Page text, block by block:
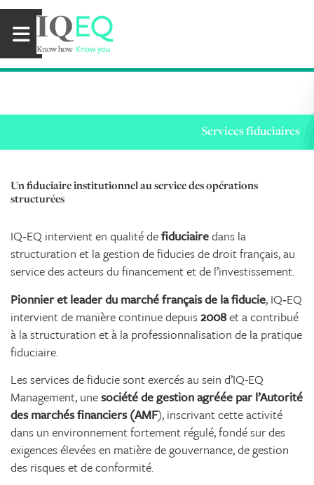
Services fiduciaires
Un fiduciaire institutionnel au service des opérations
structurées
IQ‑EQ intervient en qualité defiduciairedans la
structuration et la gestion de fiducies de droit français, au
service des acteurs du financement et de l’investissement.
Pionnier et leader du marché français de la fiducie, IQ‑EQ
intervient de manière continue depuis2008et a contribué
à la structuration et à la professionnalisation de la pratique
fiduciaire.
Les services de fiducie sont exercés au sein d’IQ-EQ
Management, unesociété de gestion agréée par l’Autorité
des marchés financiers (AMF), inscrivant cette activité
dans un environnement fortement régulé, fondé sur des
exigences élevées en matière de gouvernance, de gestion
des risques et de conformité.